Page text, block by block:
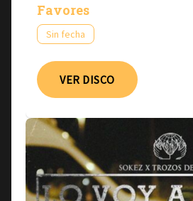
Favores
Sin fecha
VER DISCO